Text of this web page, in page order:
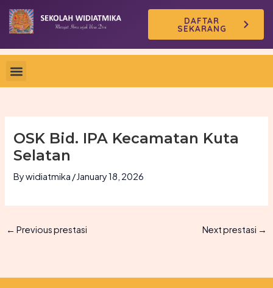
Skip
content
DAFTAR
SEKARANG
OSK Bid. IPA Kecamatan Kuta
Selatan
Bywidiatmika /January 18, 2026
← Previous prestasi Next prestasi →